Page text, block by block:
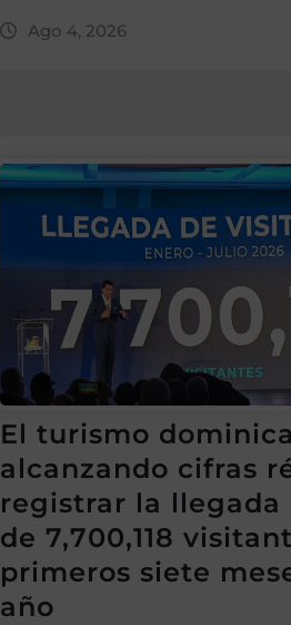
Ago 4, 2026
El turismo
alcanzando cifras
registrar la llegada
de 7,700,118
primeros siete
año